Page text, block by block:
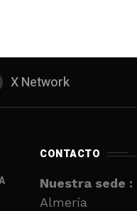
X Network
CONTACTO
Nuestra sede :
Almería